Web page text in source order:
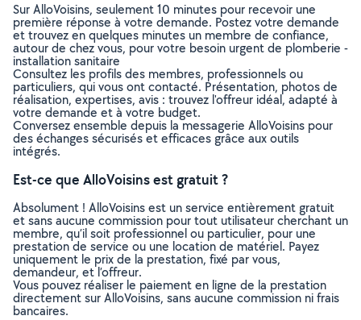
Sur AlloVoisins, seulement 10 minutes pour recevoir une
première réponse à votre demande. Postez votre demande
et trouvez en quelques minutes un membre de confiance,
autour de chez vous, pour votre besoin urgent de plomberie -
installation sanitaire
Consultez les profils des membres, professionnels ou
particuliers, qui vous ont contacté. Présentation, photos de
réalisation, expertises, avis : trouvez l'offreur idéal, adapté à
votre demande et à votre budget.
Conversez ensemble depuis la messagerie AlloVoisins pour
des échanges sécurisés et efficaces grâce aux outils
intégrés.
Est-ce que AlloVoisins est gratuit ?
Absolument ! AlloVoisins est un service entièrement gratuit
et sans aucune commission pour tout utilisateur cherchant un
membre, qu’il soit professionnel ou particulier, pour une
prestation de service ou une location de matériel. Payez
uniquement le prix de la prestation, fixé par vous,
demandeur, et l’offreur.
Vous pouvez réaliser le paiement en ligne de la prestation
directement sur AlloVoisins, sans aucune commission ni frais
bancaires.